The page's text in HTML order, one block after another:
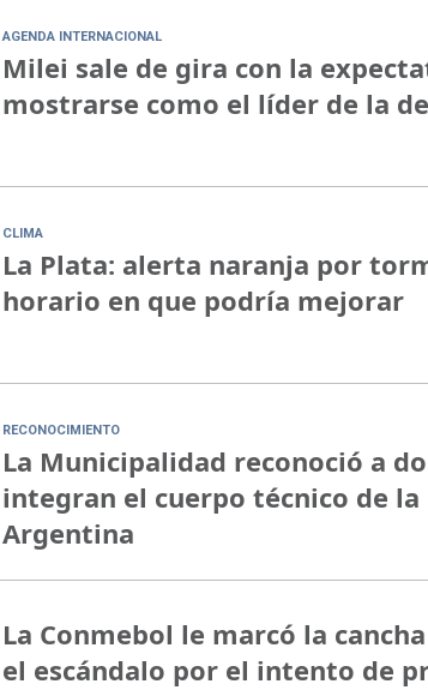
AGENDA INTERNACIONAL
Milei sale de gira con la
mostrarse como el líder de la
CLIMA
La Plata: alerta naranja por
horario en que podría mejorar
RECONOCIMIENTO
La Municipalidad reconoció a
integran el cuerpo técnico de la
Argentina
La Conmebol le marcó la
el escándalo por el intento de